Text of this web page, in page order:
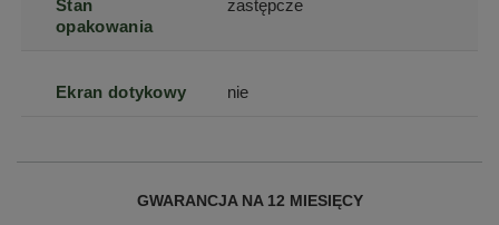
Stan
opakowania
zastępcze
Ekran dotykowy nie
GWARANCJA NA 12 MIESIĘCY